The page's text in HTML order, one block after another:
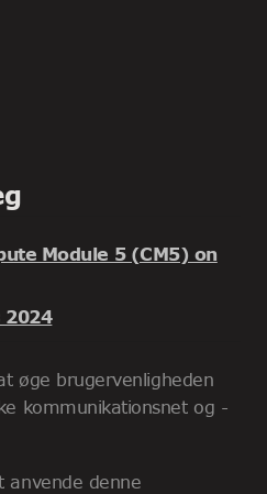
Module 5 (CM5) on
2024
øge brugervenligheden
kommunikationsnet og -
denne